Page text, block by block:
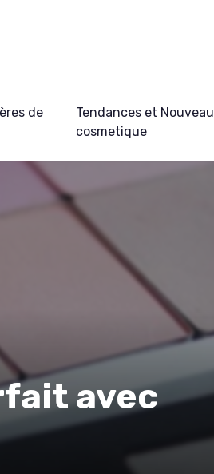
de
Tendances et
cosmetique
avec